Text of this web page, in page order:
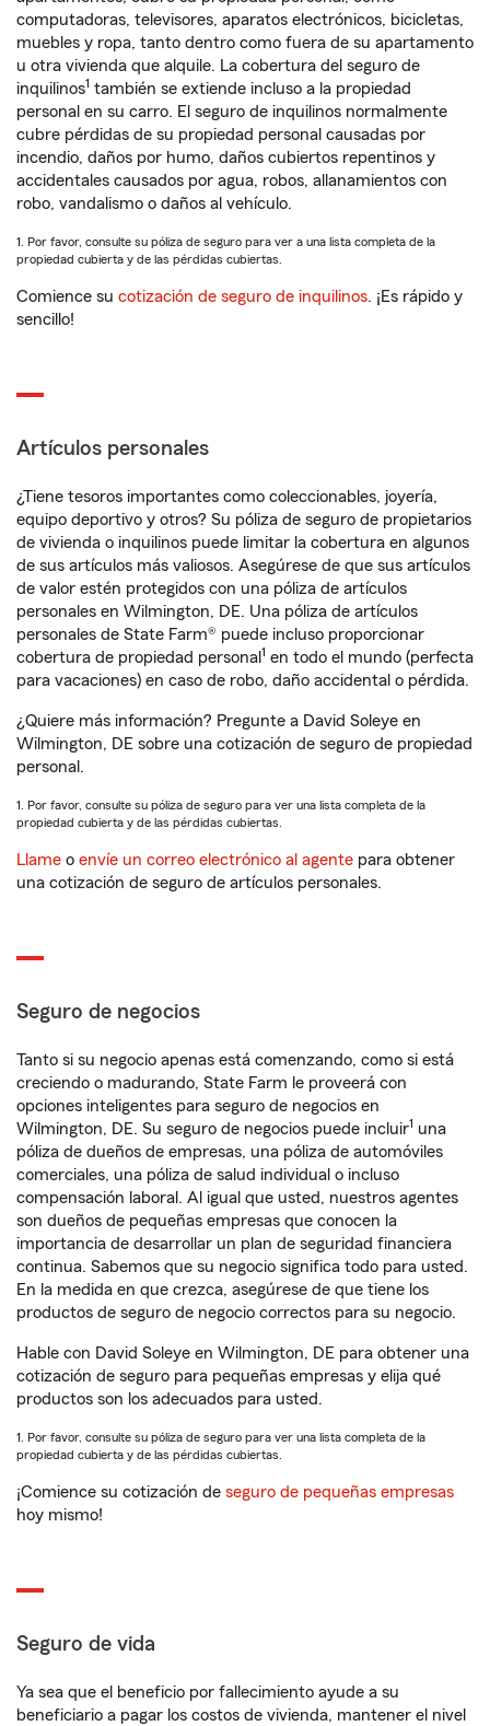
computadoras, televisores, aparatos electrónicos, bicicletas,
muebles y ropa, tanto dentro como fuera de su apartamento
u otra vivienda que alquile. La cobertura del seguro de
inquilinos1 también se extiende incluso a la propiedad
personal en su carro. El seguro de inquilinos normalmente
cubre pérdidas de su propiedad personal causadas por
incendio, daños por humo, daños cubiertos repentinos y
accidentales causados por agua, robos, allanamientos con
robo, vandalismo o daños al vehículo.
1. Por favor, consulte su póliza de seguro para ver a una lista completa de la
propiedad cubierta y de las pérdidas cubiertas.
Comience su cotización de seguro de inquilinos. ¡Es rápido y
sencillo!
Artículos personales
¿Tiene tesoros importantes como coleccionables, joyería,
equipo deportivo y otros? Su póliza de seguro de propietarios
de vivienda o inquilinos puede limitar la cobertura en algunos
de sus artículos más valiosos. Asegúrese de que sus artículos
de valor estén protegidos con una póliza de artículos
personales en Wilmington, DE. Una póliza de artículos
personales de State Farm® puede incluso proporcionar
cobertura de propiedad personal 1 en todo el mundo (perfecta
para vacaciones) en caso de robo, daño accidental o pérdida.
¿Quiere más información? Pregunte a David Soleye en
Wilmington, DE sobre una cotización de seguro de propiedad
personal.
1. Por favor, consulte su póliza de seguro para ver una lista completa de la
propiedad cubierta y de las pérdidas cubiertas.
Llame o envíe un correo electrónico al agente para obtener
una cotización de seguro de artículos personales.
Seguro de negocios
Tanto si su negocio apenas está comenzando, como si está
creciendo o madurando, State Farm le proveerá con
opciones inteligentes para seguro de negocios en
Wilmington, DE. Su seguro de negocios puede incluir1 una
póliza de dueños de empresas, una póliza de automóviles
comerciales, una póliza de salud individual o incluso
compensación laboral. Al igual que usted, nuestros agentes
son dueños de pequeñas empresas que conocen la
importancia de desarrollar un plan de seguridad financiera
continua. Sabemos que su negocio significa todo para usted.
En la medida en que crezca, asegúrese de que tiene los
productos de seguro de negocio correctos para su negocio.
Hable con David Soleye en Wilmington, DE para obtener una
cotización de seguro para pequeñas empresas y elija qué
productos son los adecuados para usted.
1. Por favor, consulte su póliza de seguro para ver una lista completa de la
propiedad cubierta y de las pérdidas cubiertas.
¡Comience su cotización de seguro de pequeñas empresas
hoy mismo!
Seguro de vida
Ya sea que el beneficio por fallecimiento ayude a su
beneficiario a pagar los costos de vivienda, mantener el nivel